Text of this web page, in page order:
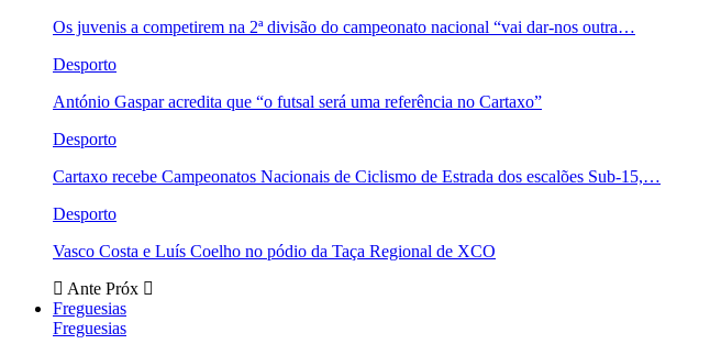
Os juvenis a competirem na 2ª divisão do campeonato nacional “vai dar-nos outra…
Desporto
António Gaspar acredita que “o futsal será uma referência no Cartaxo”
Desporto
Cartaxo recebe Campeonatos Nacionais de Ciclismo de Estrada dos escalões Sub-15,…
Desporto
Vasco Costa e Luís Coelho no pódio da Taça Regional de XCO
Ante Próx
Freguesias
Freguesias